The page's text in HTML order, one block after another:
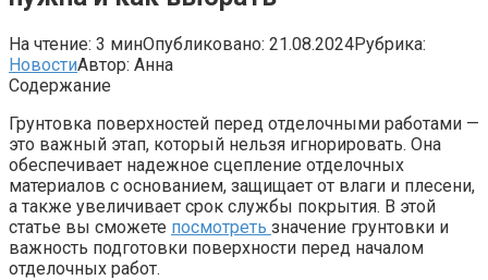
На чтение: 3 минОпубликовано: 21.08.2024Рубрика:
НовостиАвтор: Анна
Содержание
Грунтовка поверхностей перед отделочными работами —
это важный этап, который нельзя игнорировать. Она
обеспечивает надежное сцепление отделочных
материалов с основанием, защищает от влаги и плесени,
а также увеличивает срок службы покрытия. В этой
статье вы сможете посмотреть значение грунтовки и
важность подготовки поверхности перед началом
отделочных работ.